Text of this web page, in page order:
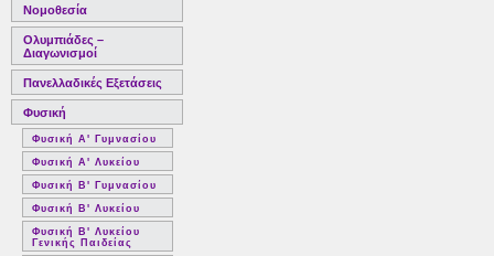
Νομοθεσία
Ολυμπιάδες –
Διαγωνισμοί
Πανελλαδικές Εξετάσεις
Φυσική
Φυσική Α' Γυμνασίου
Φυσική Α' Λυκείου
Φυσική Β' Γυμνασίου
Φυσική Β' Λυκείου
Φυσική Β' Λυκείου
Γενικής Παιδείας